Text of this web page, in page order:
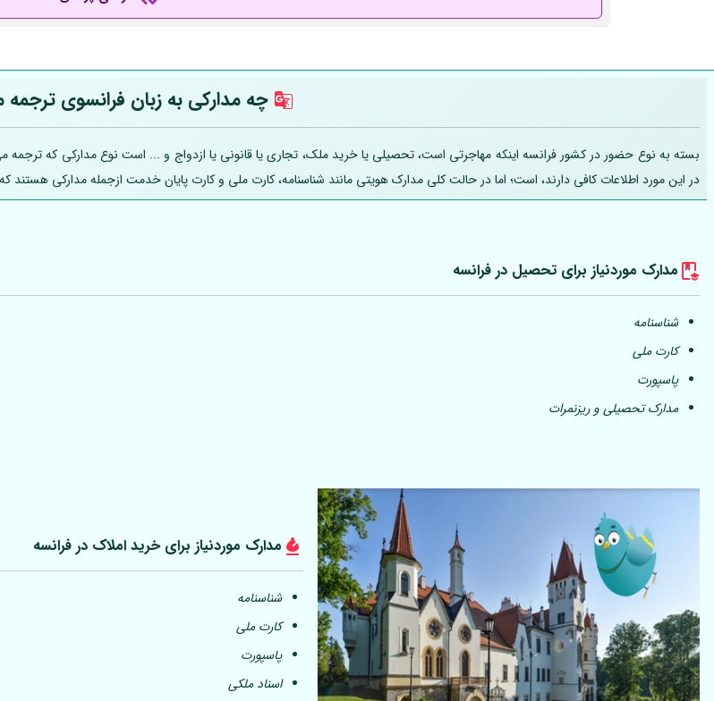
چه مدارکی به زبان فرانسوی
بسته به نوع حضور در کشور فرانسه اینکه مهاجرتی است، تحصیلی یا خرید ملک، تجاری یا قانونی یا ازدواج و ... است نوع مدارکی که ترجمه
در این مورد اطلاعات کافی دارند، است؛ اما در حالت کلی مدارک هویتی مانند شناسنامه، کارت ملی و کارت پایان خدمت ازجمله مدارکی
مدارک موردنیاز برای تحصیل در فرانسه
شناسنامه
کارت ملی
پاسپورت
مدارک تحصیلی و ریزنمرات
مدارک موردنیاز برای خرید املاک در فرانسه
شناسنامه
کارت ملی
پاسپورت
اسناد ملکی